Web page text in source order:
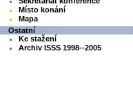
Místo konání
Mapa
Ostatní
Ke stažení
Archiv ISSS 1998--2005